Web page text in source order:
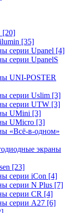
[20]
[35]
серии Upanel [4]
серии UpanelS
UNI-POSTER
серии Uslim [3]
серии UTW [3]
UMini [3]
UMicro [3]
«Всё-в-одном»
экраны
[23]
серии iCon [4]
серии N Plus [7]
серии CR [4]
серии А27 [6]